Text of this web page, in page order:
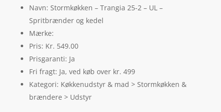
Navn: Stormkøkken – Trangia 25-2 – UL –
Spritbrænder og kedel
Mærke:
Pris: Kr. 549.00
Prisgaranti: Ja
Fri fragt: Ja, ved køb over kr. 499
Kategori: Køkkenudstyr & mad > Stormkøkken &
brændere > Udstyr